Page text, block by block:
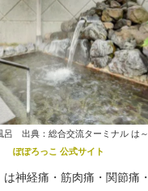
呂 出典：総合交流ターミナル は
ぽぽろっこ 公式サイト
は神経痛・筋肉痛・関節痛